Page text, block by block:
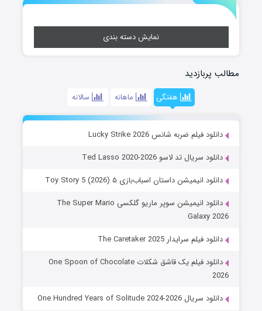
نمایش دسته بندی
مطالب پربازدید
هفتگی ماهانه سالانه
دانلود فیلم ضربه شانس Lucky Strike 2026
دانلود سریال تد لاسو Ted Lasso 2020-2026
دانلود انیمیشن داستان اسباب‌بازی ۵ Toy Story 5 (2026)
دانلود انیمیشن سوپر ماریو گلکسی The Super Mario
Galaxy 2026
دانلود فیلم سرایدار The Caretaker 2025
دانلود فیلم یک قاشق شکلات One Spoon of Chocolate
2026
دانلود سریال One Hundred Years of Solitude 2024-2026